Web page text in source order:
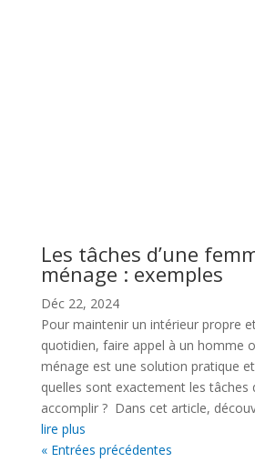
Les tâches d’une
ménage : exemples
Déc 22, 2024
Pour maintenir un intérieur propre
quotidien, faire appel à un homme
ménage est une solution pratique
quelles sont exactement les tâches
accomplir ? Dans cet article,
lire plus
« Entrées précédentes